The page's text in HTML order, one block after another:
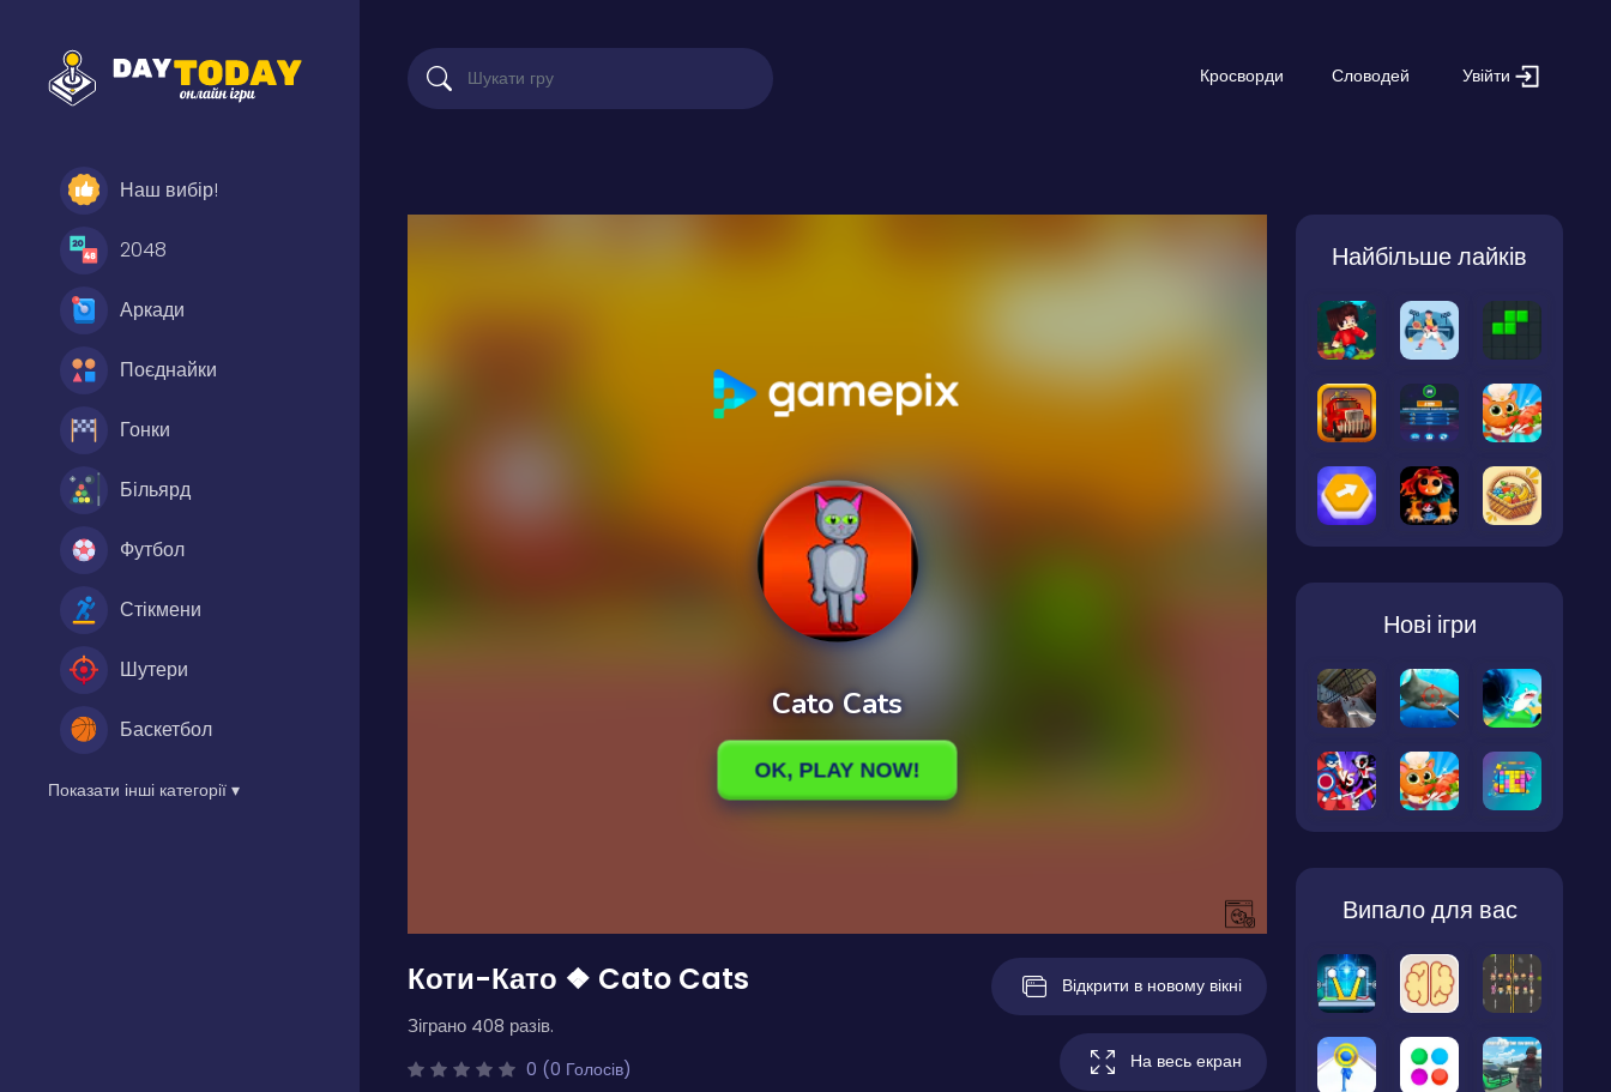
Наш вибір!
2048
Аркади
Поєднайки
Гонки
Більярд
Футбол
Стікмени
Шутери
Баскетбол
Показати інші категорії ▾
Кросворди Словодей Увійти
Коти-Като ❖ Cato Cats
Зіграно 408 разів.
0 (0 Голосів)
Відкрити в новому вікні
На весь екран
Найбільше лайків
Нові ігри
Випало для вас